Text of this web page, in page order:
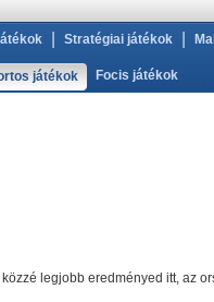
Stratégiai játékok
játékok Focis játékok
legjobb eredményed itt, az